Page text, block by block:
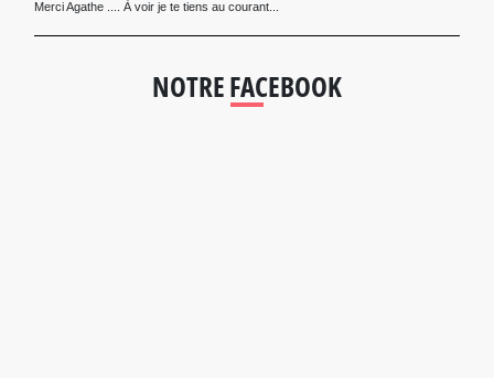
Merci Agathe .... À voir je te tiens au courant...
NOTRE FACEBOOK